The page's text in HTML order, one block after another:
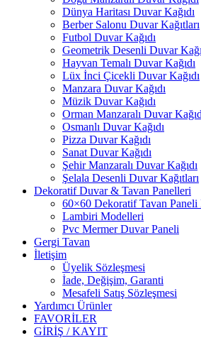
Dünya Haritası Duvar Kağıdı
Berber Salonu Duvar Kağıtları
Futbol Duvar Kağıdı
Geometrik Desenli Duvar
Hayvan Temalı Duvar Kağıdı
Lüx İnci Çicekli Duvar Kağıdı
Manzara Duvar Kağıdı
Müzik Duvar Kağıdı
Orman Manzaralı Duvar
Osmanlı Duvar Kağıdı
Pizza Duvar Kağıdı
Sanat Duvar Kağıdı
Şehir Manzaralı Duvar Kağıdı
Şelala Desenli Duvar Kağıtları
Dekoratif Duvar & Tavan Panelleri
60×60 Dekoratif Tavan Paneli
Lambiri Modelleri
Pvc Mermer Duvar Paneli
Gergi Tavan
İletişim
Üyelik Sözleşmesi
İade, Değişim, Garanti
Mesafeli Satış Sözleşmesi
Yardımcı Ürünler
FAVORİLER
GİRİŞ / KAYIT